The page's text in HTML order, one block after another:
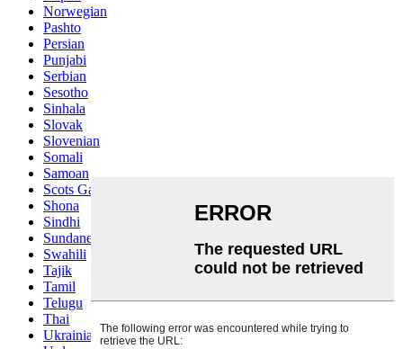
Norwegian
Pashto
Persian
Punjabi
Serbian
Sesotho
Sinhala
Slovak
Slovenian
Somali
Samoan
Scots Gaelic
Shona
Sindhi
Sundanese
Swahili
Tajik
Tamil
Telugu
Thai
Ukrainian